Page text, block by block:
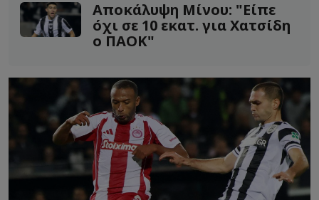
Αποκάλυψη Μίνου: "Είπε
όχι σε 10 εκατ. για Χατσίδη
ο ΠΑΟΚ"